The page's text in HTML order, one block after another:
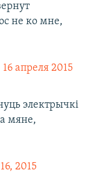
не ко мне,
16 апреля 2015
электрычкі
мяне,
2015